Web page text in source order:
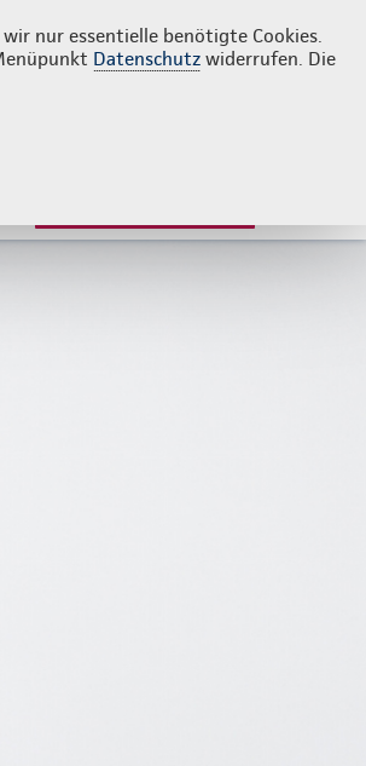
nur essentielle benötigte Cookies.
Datenschutz widerrufen. Die
Login Kontakt 02452 5055